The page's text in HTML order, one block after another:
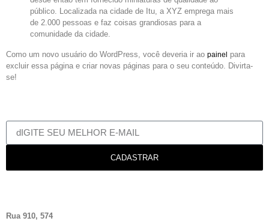
público. Localizada na cidade de Itu, a XYZ emprega mais
de 2.000 pessoas e faz coisas grandiosas para a
comunidade da cidade.
Como um novo usuário do WordPress, você deveria ir ao painel para
excluir essa página e criar novas páginas para o seu conteúdo. Divirta-
se!
CADASTRAR
Rua 910, 574